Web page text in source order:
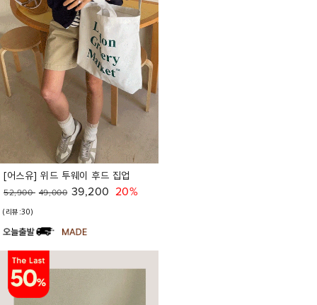
[어스유] 위드 투웨이 후드 집업
52,900 49,000 39,200 20%
(리뷰:30)